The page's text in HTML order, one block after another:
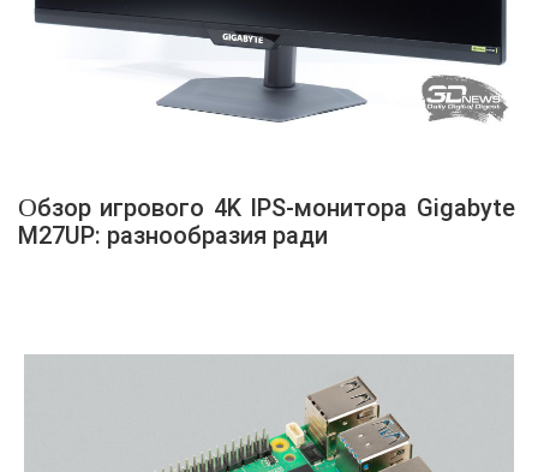
Обзор игрового 4K IPS-монитора Gigabyte
M27UP: разнообразия ради